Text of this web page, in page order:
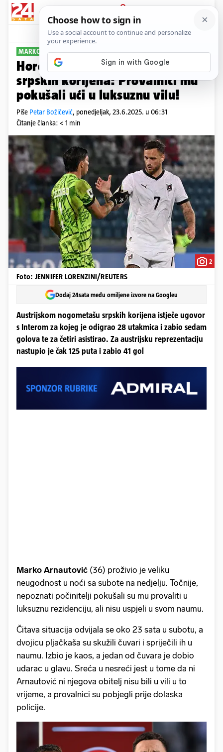
PRIJAVA
Sport Komentari
MARKO ARNAUTOVIĆ
Horor subota za Austrijanca
srpskih korijena: Provalnici mu
pokušali ući u luksuznu vilu!
Piše Petar Božičević, ponedjeljak, 23.6.2025. u 06:31
Čitanje članka: < 1 min
2
Foto: JENNIFER LORENZINI/REUTERS
Dodaj 24sata među omiljene izvore na Googleu
Austrijskom nogometašu srpskih korijena istječe ugovor
s Interom za kojeg je odigrao 28 utakmica i zabio sedam
golova te za četiri asistirao. Za austrijsku reprezentaciju
nastupio je čak 125 puta i zabio 41 gol
Marko Arnautović (36) proživio je veliku
neugodnost u noći sa subote na nedjelju. Točnije,
nepoznati počinitelji pokušali su mu provaliti u
luksuznu rezidenciju, ali nisu uspjeli u svom naumu.
Čitava situacija odvijala se oko 23 sata u subotu, a
dvojicu pljačkaša su skužili čuvari i spriječili ih u
naumu. Izbio je kaos, a jedan od čuvara je dobio
udarac u glavu. Sreća u nesreći jest u tome da ni
Arnautović ni njegova obitelj nisu bili u vili u to
vrijeme, a provalnici su pobjegli prije dolaska
policije.